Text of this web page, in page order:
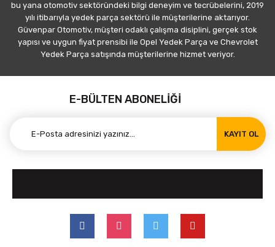
bu yana otomotiv sektöründeki bilgi deneyim ve tecrübelerini, 2019
yılı itibarıyla yedek parça sektörü ile müşterilerine aktarıyor.
Güvenpar Otomotiv, müşteri odaklı çalışma disiplini, gerçek stok
yapısı ve uygun fiyat prensibi ile Opel Yedek Parça ve Chevrolet
Yedek Parça satışında müşterilerine hizmet veriyor.
E-BÜLTEN ABONELİĞİ
KAYIT OL